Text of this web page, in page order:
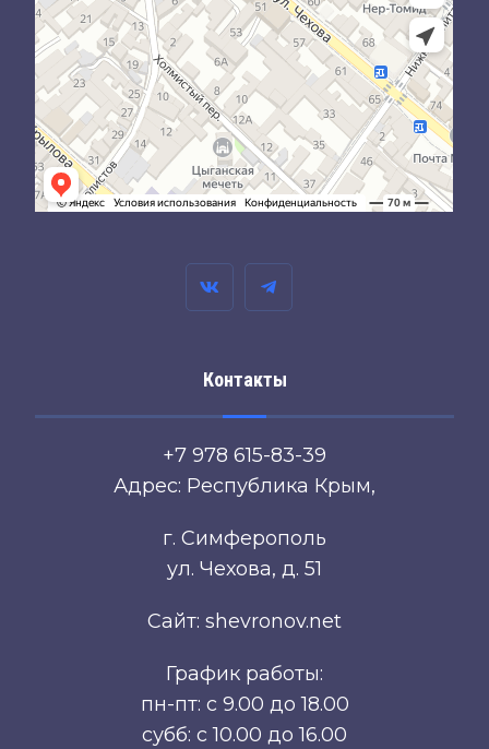
Контакты
+7 978 615-83-39
Адрес: Республика Крым,
г. Симферополь
ул. Чехова, д. 51
Сайт: shevronov.net
График работы:
пн-пт: с 9.00 до 18.00
субб: с 10.00 до 16.00